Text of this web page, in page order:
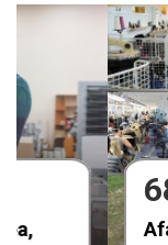
Afacere la